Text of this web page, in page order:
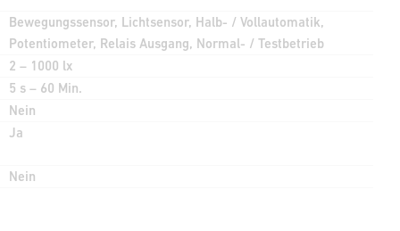
Bewegungssensor, Lichtsensor, Halb- / Vollautomatik,
Potentiometer, Relais Ausgang, Normal- / Testbetrieb
2 – 1000 lx
5 s – 60 Min.
Nein
Ja
Nein